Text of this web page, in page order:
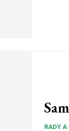
RADY A